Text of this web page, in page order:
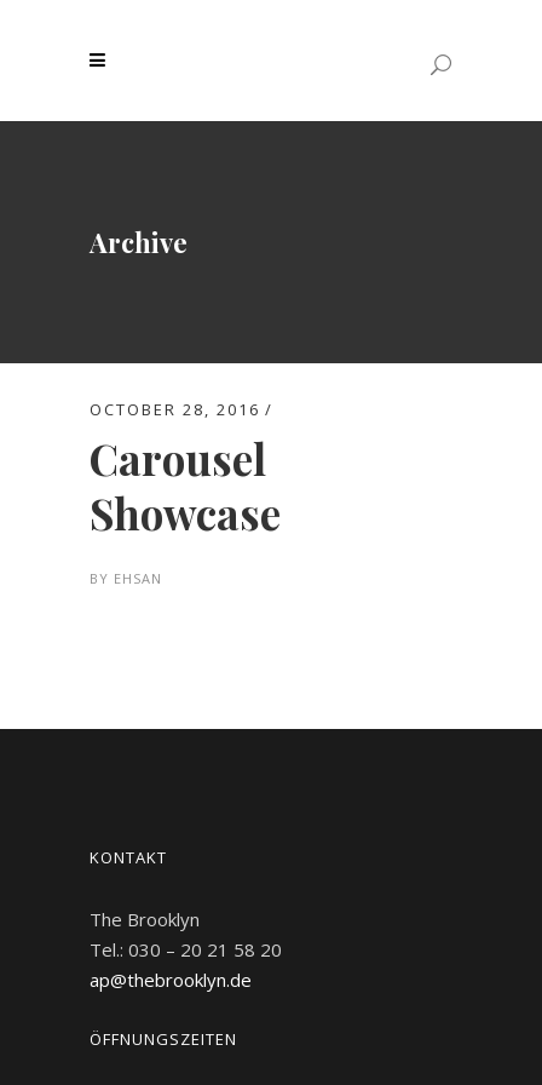
Archive
OCTOBER 28, 2016
Carousel
Showcase
BY EHSAN
KONTAKT
The Brooklyn
Tel.: 030 – 20 21 58 20
ap@thebrooklyn.de
ÖFFNUNGSZEITEN